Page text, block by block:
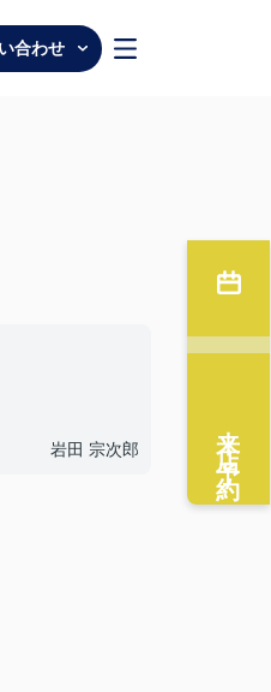
合わせ
岩田 宗次郎
来店予約